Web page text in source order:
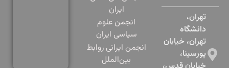
تهران،
دانشگاه
تهران، خیابان
پورسینا،
ایران
انجمن علوم
سیاسی ایران
انجمن ایرانی روابط
بین‌الملل